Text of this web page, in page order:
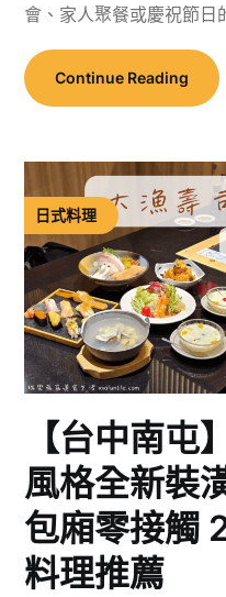
會、家人聚餐或慶祝節日
Continue Reading
日式料理
【台中南屯
風格全新裝
包廂零接觸
料理推薦